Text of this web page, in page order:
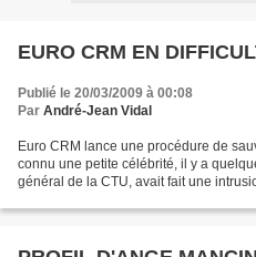
EURO CRM EN
Publié le 20/03/2009 à 00:08
Par André-Jean Vidal
Euro CRM lance une procédure de
connu une petite célébrité, il y a
général de la CTU, avait fait une